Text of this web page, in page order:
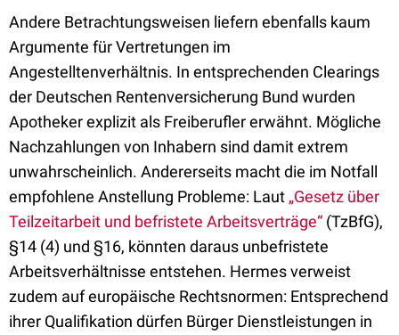
Andere Betrachtungsweisen liefern ebenfalls kaum
Argumente für Vertretungen im
Angestelltenverhältnis. In entsprechenden Clearings
der Deutschen Rentenversicherung Bund wurden
Apotheker explizit als Freiberufler erwähnt. Mögliche
Nachzahlungen von Inhabern sind damit extrem
unwahrscheinlich. Andererseits macht die im Notfall
empfohlene Anstellung Probleme: Laut „Gesetz über
Teilzeitarbeit und befristete Arbeitsverträge“ (TzBfG),
§14 (4) und §16, könnten daraus unbefristete
Arbeitsverhältnisse entstehen. Hermes verweist
zudem auf europäische Rechtsnormen: Entsprechend
ihrer Qualifikation dürfen Bürger Dienstleistungen in